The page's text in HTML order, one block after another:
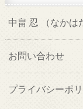
中畠 忍 （なかは
お問い合わせ
プライバシーポ